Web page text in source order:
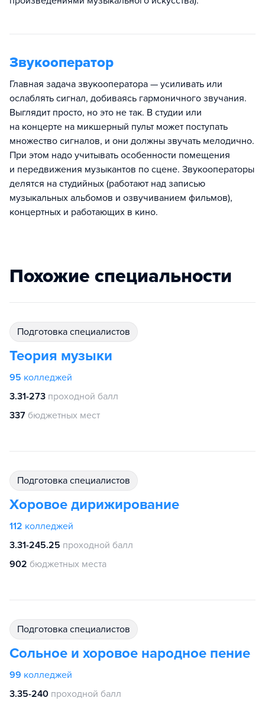
Звукооператор
Главная задача звукооператора — усиливать или
ослаблять сигнал, добиваясь гармоничного звучания.
Выглядит просто, но это не так. В студии или
на концерте на микшерный пульт может поступать
множество сигналов, и они должны звучать мелодично.
При этом надо учитывать особенности помещения
и передвижения музыкантов по сцене. Звукооператоры
делятся на студийных (работают над записью
музыкальных альбомов и озвучиванием фильмов),
концертных и работающих в кино.
Похожие специальности
подготовка специалистов
Теория музыки
95 колледжей
3.31-273 проходной балл
337 бюджетных мест
подготовка специалистов
Хоровое дирижирование
112 колледжей
3.31-245.25 проходной балл
902 бюджетных места
подготовка специалистов
Сольное и хоровое народное пение
99 колледжей
3.35-240 проходной балл